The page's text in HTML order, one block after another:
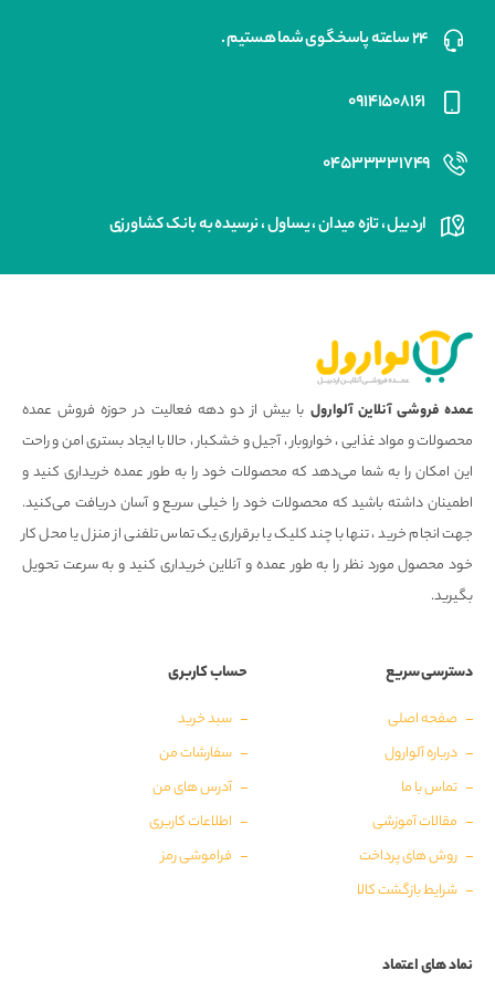
۲۴ ساعته پاسخگوی شما هستیم .
۰۹۱۴۱۵۰۸۱۶۱
۰۴۵۳۳۳۳۱۷۴۹
اردبیل ، تازه میدان ، یساول ، نرسیده به بانک کشاورزی
عمده فروشی آنلاین آلوارول با بیش از دو دهه فعالیت در حوزه فروش عمده
محصولات و مواد غذایی ، خواروبار ، آجیل و خشکبار ، حالا با ایجاد بستری امن و راحت
این امکان را به شما می‌دهد که محصولات خود را به طور عمده خریداری کنید و
اطمینان داشته باشید که محصولات خود را خیلی سریع و آسان دریافت می‌کنید.
جهت انجام خرید ، تنها با چند کلیک یا برقراری یک تماس تلفنی از منزل یا محل کار
خود محصول مورد نظر را به طور عمده و آنلاین خریداری کنید و به سرعت تحویل
بگیرید.
دسترسی سریع
صفحه اصلی
درباره آلوارول
تماس با ما
مقالات آموزشی
روش های پرداخت
شرایط بازگشت کالا
حساب کاربری
سبد خرید
سفارشات من
آدرس های من
اطلاعات کاربری
فراموشی رمز
نماد های اعتماد